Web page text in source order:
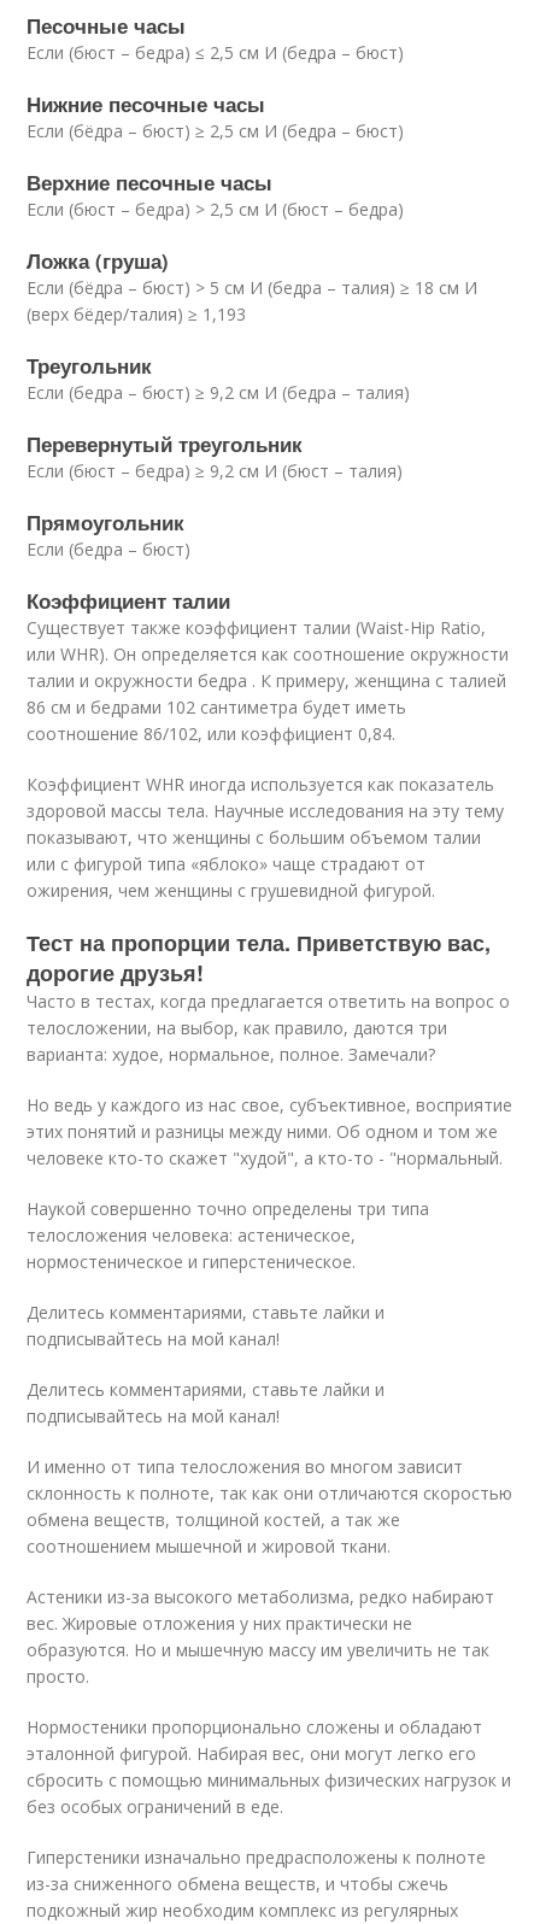
Песочные часы
Если (бюст – бедра) ≤ 2,5 см И (бедра – бюст)
Нижние песочные часы
Если (бёдра – бюст) ≥ 2,5 см И (бедра – бюст)
Верхние песочные часы
Если (бюст – бедра) > 2,5 см И (бюст – бедра)
Ложка (груша)
Если (бёдра – бюст) > 5 см И (бедра – талия) ≥ 18 см И
(верх бёдер/талия) ≥ 1,193
Треугольник
Если (бедра – бюст) ≥ 9,2 см И (бедра – талия)
Перевернутый треугольник
Если (бюст – бедра) ≥ 9,2 см И (бюст – талия)
Прямоугольник
Если (бедра – бюст)
Коэффициент талии
Существует также коэффициент талии (Waist-Hip Ratio,
или WHR). Он определяется как соотношение окружности
талии и окружности бедра . К примеру, женщина с талией
86 см и бедрами 102 сантиметра будет иметь
соотношение 86/102, или коэффициент 0,84.
Коэффициент WHR иногда используется как показатель
здоровой массы тела. Научные исследования на эту тему
показывают, что женщины с большим объемом талии
или с фигурой типа «яблоко» чаще страдают от
ожирения, чем женщины с грушевидной фигурой.
Тест на пропорции тела. Приветствую вас,
дорогие друзья!
Часто в тестах, когда предлагается ответить на вопрос о
телосложении, на выбор, как правило, даются три
варианта: худое, нормальное, полное. Замечали?
Но ведь у каждого из нас свое, субъективное, восприятие
этих понятий и разницы между ними. Об одном и том же
человеке кто-то скажет "худой", а кто-то - "нормальный.
Наукой совершенно точно определены три типа
телосложения человека: астеническое,
нормостеническое и гиперстеническое.
Делитесь комментариями, ставьте лайки и
подписывайтесь на мой канал!
Делитесь комментариями, ставьте лайки и
подписывайтесь на мой канал!
И именно от типа телосложения во многом зависит
склонность к полноте, так как они отличаются скоростью
обмена веществ, толщиной костей, а так же
соотношением мышечной и жировой ткани.
Астеники из-за высокого метаболизма, редко набирают
вес. Жировые отложения у них практически не
образуются. Но и мышечную массу им увеличить не так
просто.
Нормостеники пропорционально сложены и обладают
эталонной фигурой. Набирая вес, они могут легко его
сбросить с помощью минимальных физических нагрузок и
без особых ограничений в еде.
Гиперстеники изначально предрасположены к полноте
из-за сниженного обмена веществ, и чтобы сжечь
подкожный жир необходим комплекс из регулярных